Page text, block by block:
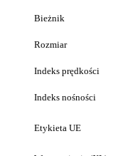
Bieżnik
Rozmiar
Indeks prędkości
Indeks nośności
Etykieta UE